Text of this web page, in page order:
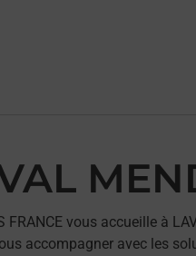
FRANCE vous accueille à
accompagner avec les